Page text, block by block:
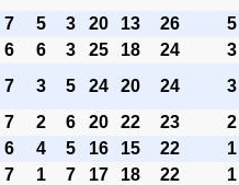
7 5 3 20 13 26
5
6 6 3 25 18 24
3
7 3 5 24 20 24
3
7 2 6 20 22 23
2
6 4 5 16 15 22
1
7 1 7 17 18 22
1